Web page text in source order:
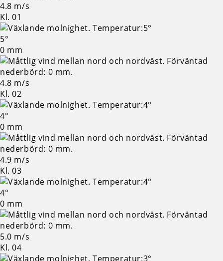
4.8 m/s
Kl. 01
5°
0 mm
4.8 m/s
Kl. 02
4°
0 mm
4.9 m/s
Kl. 03
4°
0 mm
5.0 m/s
Kl. 04